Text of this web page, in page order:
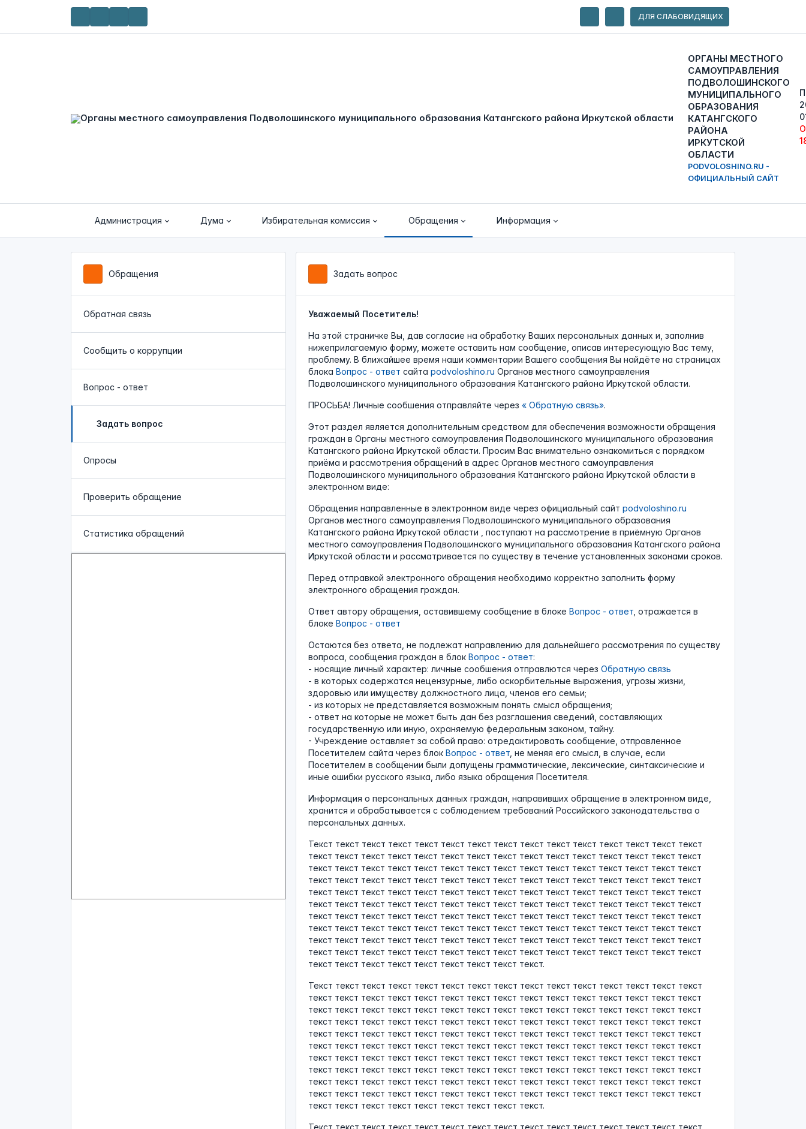
ДЛЯ СЛАБОВИДЯЩИХ
ОРГАНЫ МЕСТНОГО
САМОУПРАВЛЕНИЯ
ПОДВОЛОШИНСКОГО
МУНИЦИПАЛЬНОГО
ОБРАЗОВАНИЯ
КАТАНГСКОГО
РАЙОНА
ИРКУТСКОЙ
ОБЛАСТИ
PODVOLOSHINO.RU -
ОФИЦИАЛЬНЫЙ САЙТ
Администрация Дума Избирательная комиссия Обращения Информация
Обращения
Обратная связь
Сообщить о коррупции
Вопрос - ответ
Задать вопрос
Опросы
Проверить обращение
Статистика обращений
Задать вопрос
Уважаемый Посетитель!
На этой страничке Вы, дав согласие на обработку Ваших персональных данных и, заполнив
нижеприлагаемую форму, можете оставить нам сообщение, описав интересующую Вас тему,
проблему. В ближайшее время наши комментарии Вашего сообщения Вы найдёте на страницах
блока Вопрос - ответ сайта podvoloshino.ru Органов местного самоуправления
Подволошинского муниципального образования Катангского района Иркутской области.
ПРОСЬБА! Личные сообшения отправляйте через «Обратную связь».
Этот раздел является дополнительным средством для обеспечения возможности обращения
граждан в Органы местного самоуправления Подволошинского муниципального образования
Катангского района Иркутской области. Просим Вас внимательно ознакомиться с порядком
приёма и рассмотрения обращений в адрес Органов местного самоуправления
Подволошинского муниципального образования Катангского района Иркутской области в
электронном виде:
Обращения направленные в электронном виде через официальный сайт podvoloshino.ru
Органов местного самоуправления Подволошинского муниципального образования
Катангского района Иркутской области , поступают на рассмотрение в приёмную Органов
местного самоуправления Подволошинского муниципального образования Катангского района
Иркутской области и рассматривается по существу в течение установленных законами сроков.
Перед отправкой электронного обращения необходимо корректно заполнить форму
электронного обращения граждан.
Ответ автору обращения, оставившему сообщение в блоке Вопрос - ответ, отражается в
блоке Вопрос - ответ
Остаются без ответа, не подлежат направлению для дальнейшего рассмотрения по существу
вопроса, сообщения граждан в блок Вопрос - ответ:
- носящие личный характер: личные сообшения отправлются через Обратную связь
- в которых содержатся нецензурные, либо оскорбительные выражения, угрозы жизни,
здоровью или имуществу должностного лица, членов его семьи;
- из которых не представляется возможным понять смысл обращения;
- ответ на которые не может быть дан без разглашения сведений, составляющих
государственную или иную, охраняемую федеральным законом, тайну.
- Учреждение оставляет за собой право: отредактировать сообщение, отправленное
Посетителем сайта через блок Вопрос - ответ, не меняя его смысл, в случае, если
Посетителем в сообщении были допущены грамматические, лексические, синтаксические и
иные ошибки русского языка, либо языка обращения Посетителя.
Информация о персональных данных граждан, направивших обращение в электронном виде,
хранится и обрабатывается с соблюдением требований Российского законодательства о
персональных данных.
Текст текст текст текст текст текст текст текст текст текст текст текст текст текст текст
текст текст текст текст текст текст текст текст текст текст текст текст текст текст текст
текст текст текст текст текст текст текст текст текст текст текст текст текст текст текст
текст текст текст текст текст текст текст текст текст текст текст текст текст текст текст
текст текст текст текст текст текст текст текст текст текст текст текст текст текст текст
текст текст текст текст текст текст текст текст текст текст текст текст текст текст текст
текст текст текст текст текст текст текст текст текст текст текст текст текст текст текст
текст текст текст текст текст текст текст текст текст текст текст текст текст текст текст
текст текст текст текст текст текст текст текст текст текст текст текст текст текст текст
текст текст текст текст текст текст текст текст текст текст текст текст текст текст текст
текст текст текст текст текст текст текст текст текст.
Текст текст текст текст текст текст текст текст текст текст текст текст текст текст текст
текст текст текст текст текст текст текст текст текст текст текст текст текст текст текст
текст текст текст текст текст текст текст текст текст текст текст текст текст текст текст
текст текст текст текст текст текст текст текст текст текст текст текст текст текст текст
текст текст текст текст текст текст текст текст текст текст текст текст текст текст текст
текст текст текст текст текст текст текст текст текст текст текст текст текст текст текст
текст текст текст текст текст текст текст текст текст текст текст текст текст текст текст
текст текст текст текст текст текст текст текст текст текст текст текст текст текст текст
текст текст текст текст текст текст текст текст текст текст текст текст текст текст текст
текст текст текст текст текст текст текст текст текст текст текст текст текст текст текст
текст текст текст текст текст текст текст текст текст.
Текст текст текст текст текст текст текст текст текст текст текст текст текст текст текст